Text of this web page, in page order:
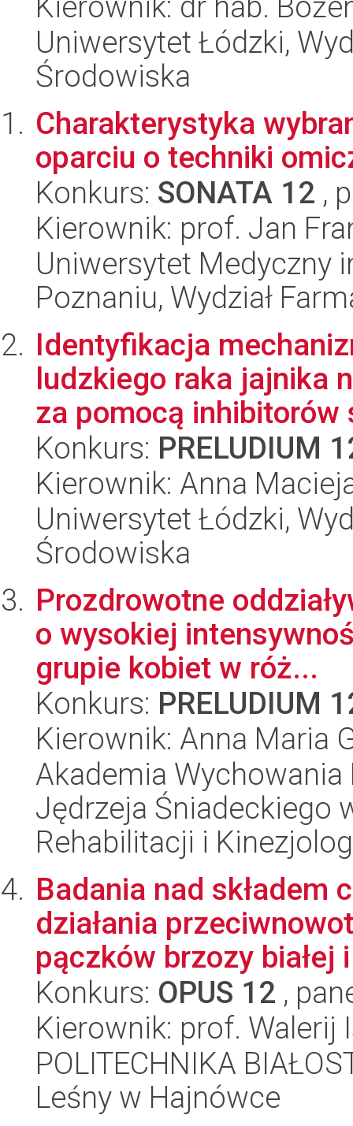
Uniwersytet Łódzki,
Środowiska
Charakterystyka
oparciu o techniki
Konkurs: SONATA 12 ,
Kierownik: prof. Jan
Uniwersytet Medyczny
Poznaniu, Wydział
Identyfikacja
ludzkiego raka jajnika
za pomocą inhibitorów
Konkurs: PRELUDIUM
Kierownik: Anna
Uniwersytet Łódzki,
Środowiska
Prozdrowotne
o wysokiej
grupie kobiet w róż...
Konkurs: PRELUDIUM
Kierownik: Anna Maria
Akademia
Jędrzeja Śniadeckiego
Rehabilitacji i
Badania nad składem
działania
pączków brzozy białej
Konkurs: OPUS 12 ,
Kierownik: prof. Walerij
POLITECHNIKA
Leśny w Hajnówce